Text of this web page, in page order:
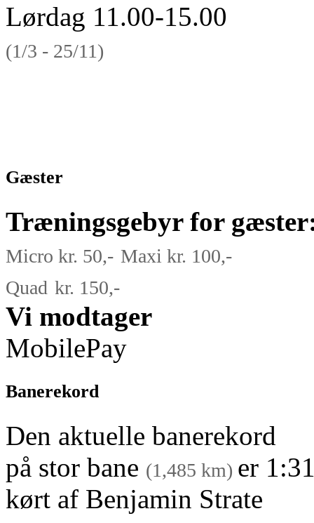
Lørdag 11.00-15.00
(1/3 - 25/11)
Gæster
Træningsgebyr for
Micro kr. 50,- Maxi kr. 100,-
Quad kr. 150,-
Vi modtager
MobilePay
Banerekord
Den aktuelle banerekord
på stor bane (1,485 km) er
kørt af Benjamin Strate